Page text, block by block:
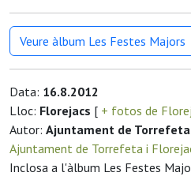
Veure àlbum Les Festes Majors
Data: 16.8.2012
Lloc: Florejacs [ + fotos de
Autor: Ajuntament de Torrefeta
Ajuntament de Torrefeta i
Inclosa a l'àlbum Les Festes